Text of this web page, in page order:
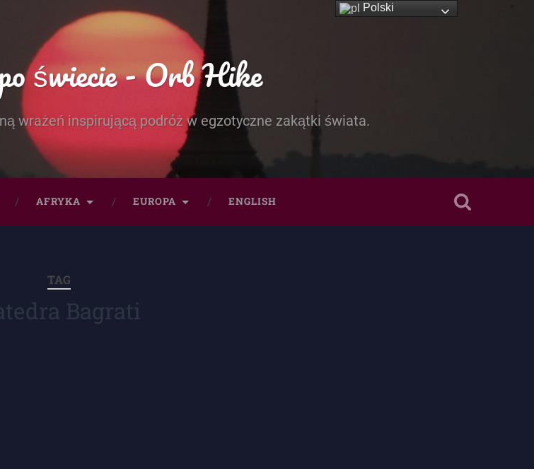
świecie - Orb Hike
wrażeń inspirującą podróż w egzotyczne zakątki świata.
AFRYKA EUROPA ENGLISH
TAG
Bagrati
Polski